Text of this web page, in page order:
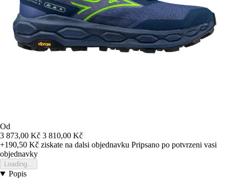
Od
3 873,00 Kč 3 810,00 Kč
+190,50 Kč ziskate na dalsi objednavku Pripsano po potvrzeni vasi
objednavky
Loading...
Popis